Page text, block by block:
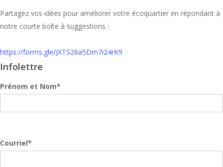
Partagez vos idées pour améliorer votre écoquartier en répondant à
notre courte boîte à suggestions :
https://forms.gle/JXTS26a5Dm7i24rK9
Infolettre
Prénom et Nom*
Courriel*